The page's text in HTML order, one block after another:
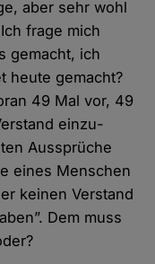
aber sehr wohl
frage mich
gemacht, ich
heute gemacht?
49 Mal vor, 49
einzu­
Aus­sprüche
eines Menschen
keinen Verstand
Dem muss